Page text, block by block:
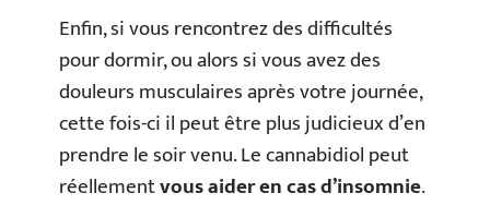
Enfin, si vous rencontrez des difficultés
pour dormir, ou alors si vous avez des
douleurs musculaires après votre journée,
cette fois-ci il peut être plus judicieux d’en
prendre le soir venu. Le cannabidiol peut
réellementvous aider en cas d’insomnie.